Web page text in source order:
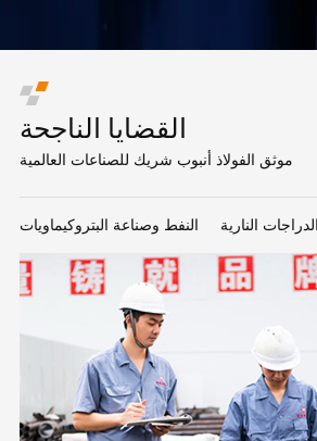
القضايا الناجحة
موثق الفولاذ أنبوب شريك للصناعات العالمية
النفط وصناعة البتروكيماويات النارية